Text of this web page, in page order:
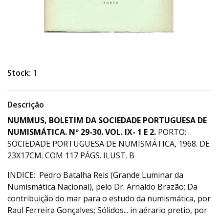
Stock: 1
Descrição
NUMMUS, BOLETIM DA SOCIEDADE PORTUGUESA DE
NUMISMÁTICA. Nº 29-30. VOL. IX- 1 E 2. PORTO:
SOCIEDADE PORTUGUESA DE NUMISMÁTICA, 1968. DE
23X17CM. COM 117 PÁGS. ILUST. B
INDICE: Pedro Batalha Reis (Grande Luminar da
Numismática Nacional), pelo Dr. Arnaldo Brazão; Da
contribuição do mar para o estudo da numismática, por
Raul Ferreira Gonçalves; Sólidos... in aérario pretio, por